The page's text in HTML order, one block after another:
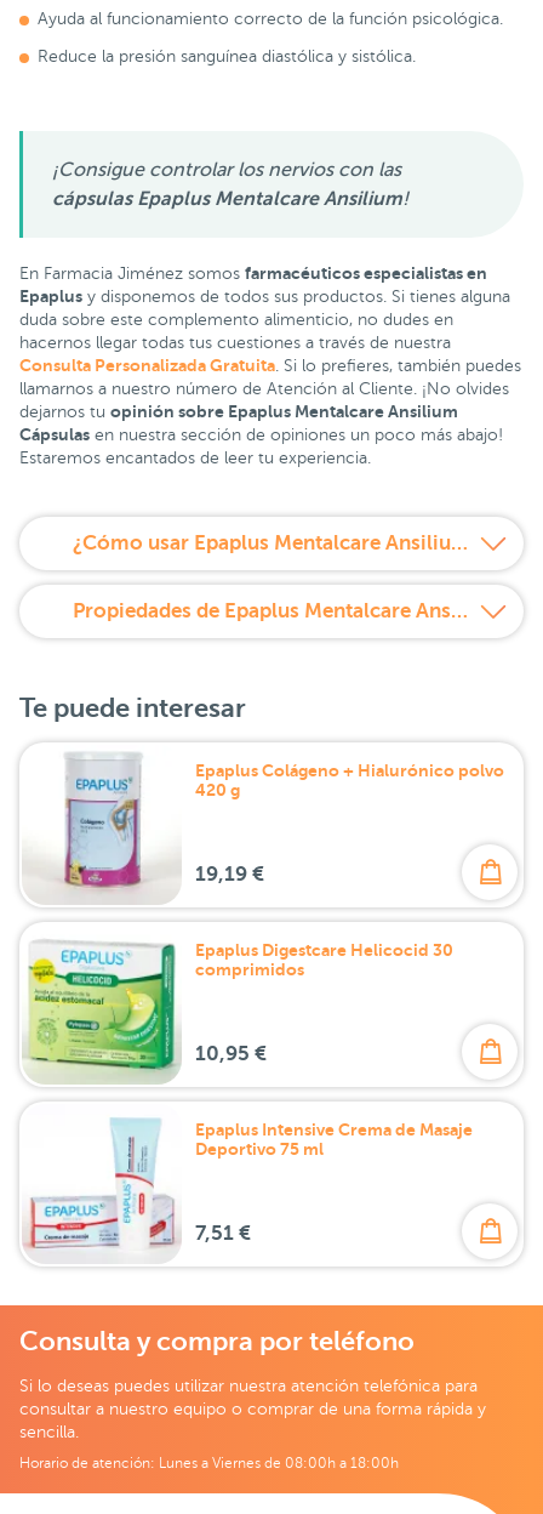
Ayuda al funcionamiento correcto de la función psicológica.
Reduce la presión sanguínea diastólica y sistólica.
¡Consigue controlar los nervios con las
cápsulas Epaplus Mentalcare Ansilium!
En Farmacia Jiménez somos farmacéuticos especialistas en
Epaplus y disponemos de todos sus productos. Si tienes alguna
duda sobre este complemento alimenticio, no dudes en
hacernos llegar todas tus cuestiones a través de nuestra
Consulta Personalizada Gratuita. Si lo prefieres, también puedes
llamarnos a nuestro número de Atención al Cliente. ¡No olvides
dejarnos tu opinión sobre Epaplus Mentalcare Ansilium
Cápsulas en nuestra sección de opiniones un poco más abajo!
Estaremos encantados de leer tu experiencia.
¿Cómo usar Epaplus Mentalcare Ansilium 30 cápsulas?
Propiedades de Epaplus Mentalcare Ansilium 30 cápsulas
Te puede interesar
Epaplus Colágeno + Hialurónico polvo
420 g
19,19 €
Epaplus Digestcare Helicocid 30
comprimidos
10,95 €
Epaplus Intensive Crema de Masaje
Deportivo 75 ml
7,51 €
Consulta y compra por teléfono
Si lo deseas puedes utilizar nuestra atención telefónica para
consultar a nuestro equipo o comprar de una forma rápida y
sencilla.
Horario de atención: Lunes a Viernes de 08:00h a 18:00h